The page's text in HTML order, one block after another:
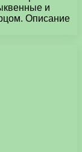
и
Описание